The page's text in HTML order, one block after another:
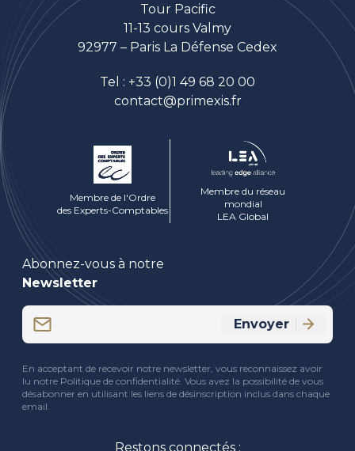
Tour Pacific
11-13 cours Valmy
92977 – Paris La Défense Cedex
Tel : +33 (0)1 49 68 20 00
contact@primexis.fr
Membre de l'Ordre
des Experts-Comptables
Membre du réseau
mondial
LEA Global
Abonnez-vous à notre
Newsletter
(Nécessaire)
CAPTCHA
Envoyer
En acceptant de recevoir notre newsletter, vous reconnaissez avoir
lu notre Politique de confidentialité. Vous avez la possibilité de vous
désabonner en utilisant les liens de désinscription inclus dans chaque
email.
Restons connectés :